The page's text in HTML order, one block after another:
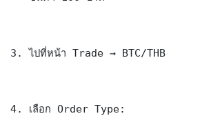
3. ไปที่หน้า Trade → BTC/THB
4. เลือก Order Type: